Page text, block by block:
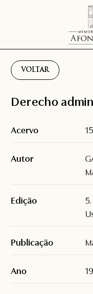
VOLTAR
Derecho
Acervo
Autor
Edição
Publicação
Ano